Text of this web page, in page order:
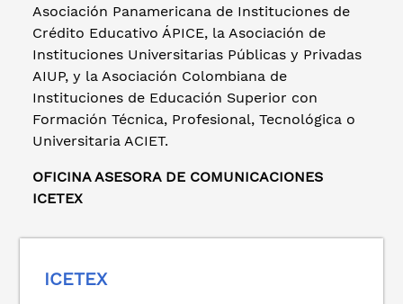
Asociación Panamericana de Instituciones de
Crédito Educativo ÁPICE, la Asociación de
Instituciones Universitarias Públicas y Privadas
AIUP, y la Asociación Colombiana de
Instituciones de Educación Superior con
Formación Técnica, Profesional, Tecnológica o
Universitaria ACIET.
OFICINA ASESORA DE COMUNICACIONES
ICETEX
ICETEX